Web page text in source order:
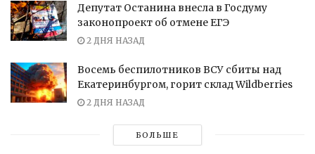
Депутат Останина внесла в Госдуму
законопроект об отмене ЕГЭ
2 ДНЯ НАЗАД
Восемь беспилотников ВСУ сбиты над
Екатеринбургом, горит склад Wildberries
2 ДНЯ НАЗАД
БОЛЬШЕ